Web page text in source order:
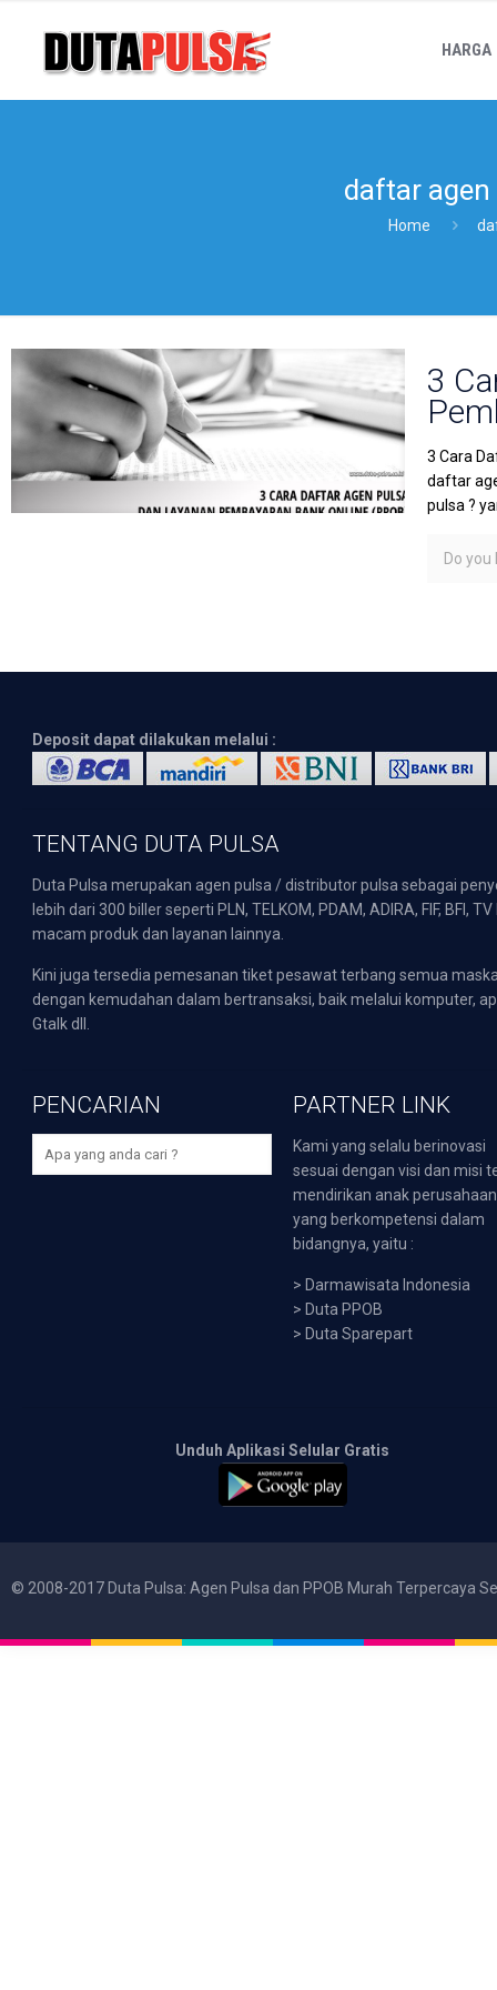
HARGA
daftar
Home
3
3 Cara
daftar
pulsa ?
Do you
Deposit dapat dilakukan melalui :
TENTANG DUTA PULSA
Duta Pulsa merupakan agen pulsa / distributor pulsa sebagai
lebih dari 300 biller seperti PLN, TELKOM, PDAM, ADIRA, FIF,
macam produk dan layanan lainnya.
Kini juga tersedia pemesanan tiket pesawat terbang semua
dengan kemudahan dalam bertransaksi, baik melalui komputer,
Gtalk dll.
PENCARIAN PARTNER LINK
Kami yang selalu berinovasi
sesuai dengan visi dan misi
mendirikan anak perusahaan
yang berkompetensi dalam
bidangnya, yaitu :
> Darmawisata Indonesia
> Duta PPOB
> Duta Sparepart
Unduh Aplikasi Selular Gratis
© 2008-2017 Duta Pulsa: Agen Pulsa dan PPOB Murah Terpercaya